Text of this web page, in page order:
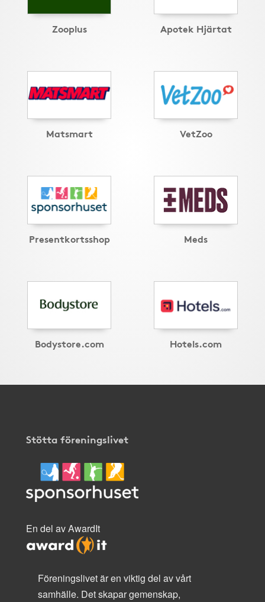
Zooplus Apotek Hjärtat
Matsmart VetZoo
Presentkortsshop Meds
Bodystore.com Hotels.com
Stötta föreningslivet
En del av AwardIt
Föreningslivet är en viktig del av vårt
samhälle. Det skapar gemenskap,